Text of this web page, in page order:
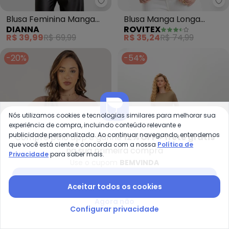
Dianna - Blusa Feminina
Blusa Feminina Manga
Única em Tricoline
(Marrom)
DIANNA
R$ 39,99R$ 69,99
Blusa Manga Longa
Listrada Básica (Marrom)
ROVITEX
R$ 35,24R$ 74,99
-20%
Just Basic - Blusa Feminina
Blusa Feminina em
-54%
Blusa Feminina em Malha
Compre pelo app e ganhe12% OFF + frete grátis
na sua primeira compra
Nós utilizamos cookies e tecnologias similares para melhorar sua
experiência de compra, incluindo conteúdo relevante e
publicidade personalizada. Ao continuar navegando, entendemos
que você está ciente e concorda com a nossa Política de
Privacidadepara saber mais.
Aceitar todos os cookies
Configurar privacidade